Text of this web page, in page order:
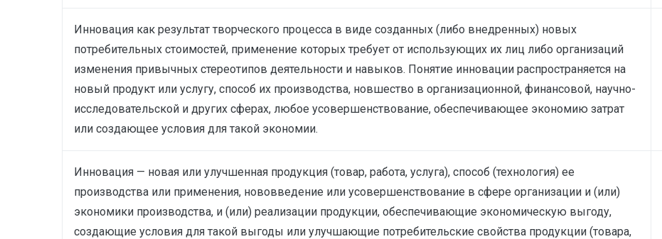
Инновация как результат творческого процесса в виде созданных (либо внедренных) новых
потребительных стоимостей, применение которых требует от использующих их лиц либо организаций
изменения привычных стереотипов деятельности и навыков. Понятие инновации распространяется на
новый продукт или услугу, способ их производства, новшество в организационной, финансовой, научно-
исследовательской и других сферах, любое усовершенствование, обеспечивающее экономию затрат
или создающее условия для такой экономии.
Инновация — новая или улучшенная продукция (товар, работа, услуга), способ (технология) ее
производства или применения, нововведение или усовершенствование в сфере организации и (или)
экономики производства, и (или) реализации продукции, обеспечивающие экономическую выгоду,
создающие условия для такой выгоды или улучшающие потребительские свойства продукции (товара,